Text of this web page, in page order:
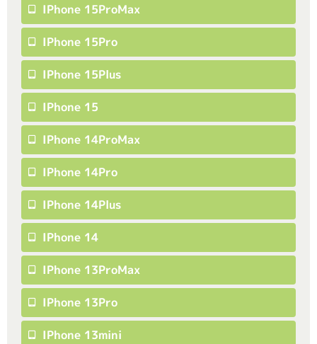
IPhone 15ProMax
IPhone 15Pro
IPhone 15Plus
IPhone 15
IPhone 14ProMax
IPhone 14Pro
IPhone 14Plus
IPhone 14
IPhone 13ProMax
IPhone 13Pro
IPhone 13mini